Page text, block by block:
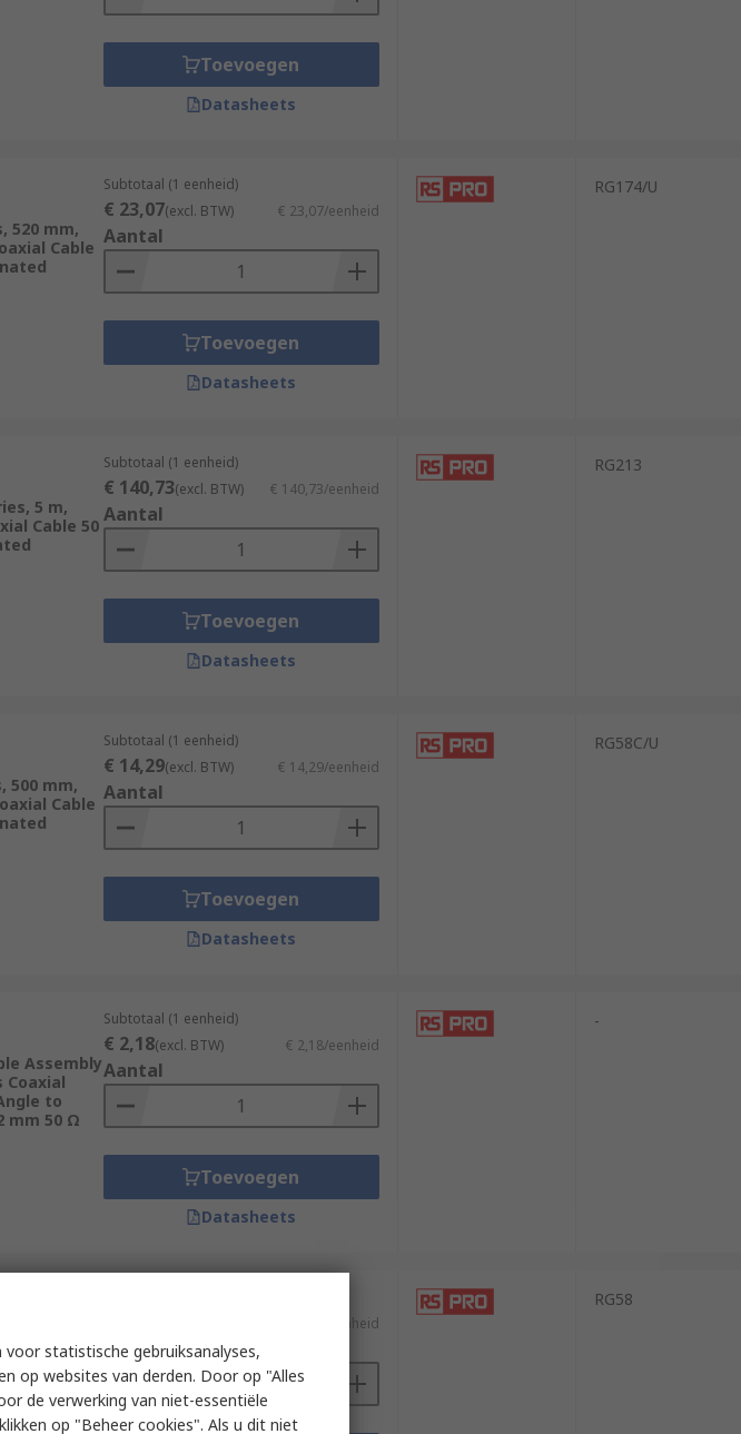
Toevoegen
Datasheets
520 mm,
Cable
Subtotaal (1 eenheid)
€ 23,07(excl. BTW) € 23,07/eenheid
Aantal
Toevoegen
Datasheets
RG174/U
5 m,
Cable 50
Subtotaal (1 eenheid)
€ 140,73(excl. BTW) € 140,73/eenheid
Aantal
Toevoegen
Datasheets
RG213
500 mm,
Cable
Subtotaal (1 eenheid)
€ 14,29(excl. BTW) € 14,29/eenheid
Aantal
Toevoegen
Datasheets
RG58C/U
Assembly
Coaxial
to
mm 50 Ω
Subtotaal (1 eenheid)
€ 2,18(excl. BTW) € 2,18/eenheid
Aantal
Toevoegen
Datasheets
-
15 m, RG58
50 Ω,
€ 59,99/eenheid
Aantal
RG58
statistische gebruiksanalyses,
op websites van derden. Door op "Alles
de verwerking van niet-essentiële
op "Beheer cookies". Als u dit niet